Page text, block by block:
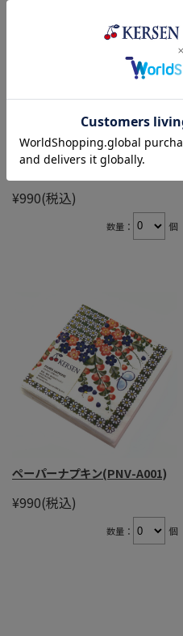
ペーパーナプキン(PNV-U198)
¥990(税込)
数量： 個
ペーパーナプキン(PNV-A001)
¥990(税込)
数量： 個